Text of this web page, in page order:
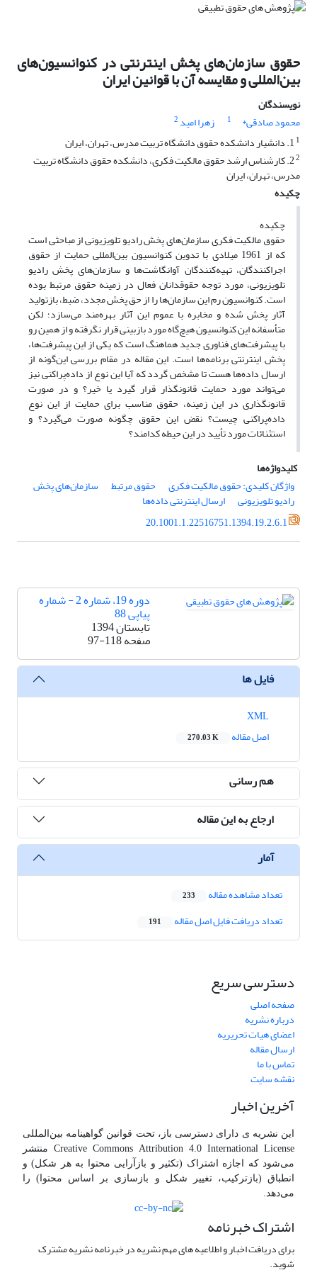
حقوق سازمان‌های پخش اینترنتی در کنوانسیون‌های
بین‌المللی و مقایسه آن با قوانین ایران
نویسندگان
محمود صادقی*
1 زهرا امید 2
1
2 2. کارشناس ارشد حقوق مالکیت فکری، دانشکده حقوق دانشگاه تربیت
مدرس، تهران، ایران
چکیده
چکیده
حقوق مالکیت فکری سازمان‌های پخش رادیو تلویزیونی از مباحثی است
که از 1961 میلادی با تدوین کنوانسیون بین‌المللی حمایت از حقوق
اجراکنندگان، تهیه‌کنندگان آوانگاشت‌ها و سازمان‌های پخش رادیو
تلویزیونی، مورد توجه حقوقدانان فعال در زمینه حقوق مرتبط بوده
است. کنوانسیون رم این سازمان‌ها را از حق پخش مجدد، ضبط، بازتولید
آثار پخش شده و مخابره با عموم این آثار بهره‌مند می‌‌‌سازد؛ لکن
متأسفانه این کنوانسیون هیچ‌گاه مورد بازبینی قرار نگرفته و از همین رو
با پیشرفت‌های فناوری جدید هماهنگ است که یکی از این پیشرفت‌ها،
پخش اینترنتی برنامه‌ها است. این مقاله در مقام بررسی این‌‌گونه از
ارسال داده‌ها هست تا مشخص گردد که آیا این نوع از داده‌پراکنی نیز
می‌‌‌تواند مورد حمایت قانونگذار قرار گیرد یا خیر؟ و در صورت
قانونگذاری در این زمینه، حقوق مناسب برای حمایت از این نوع
داده‌پراکنی چیست؟ نقض این حقوق چگونه صورت می‌‌‌گیرد؟ و
استثنائات مورد تأیید در این حیطه کدامند؟
کلیدواژه‌ها
واژگان کلیدی: حقوق مالکیت فکری
حقوق مرتبط سازمان‌های پخش
رادیو تلویزیونی
ارسال اینترنتی داده‌ها
20.1001.1.22516751.1394.19.2.6.1
دوره 19، شماره 2 - شماره
پیاپی 88
تابستان 1394
صفحه97-118
فایل ها
اصل مقاله
270.03 K
هم رسانی
ارجاع به این مقاله
آمار
تعداد مشاهده مقاله 233
تعداد دریافت فایل اصل مقاله 191
دسترسی سریع
صفحه اصلی
درباره نشریه
اعضای هیات تحریریه
ارسال مقاله
تماس با ما
نقشه سایت
آخرین اخبار
این نشریه ی دارای دسترسی باز، تحت قوانین گواهینامه بین‌المللی
Creative Commons Attribution 4.0 International License منتشر
می‌شود که اجازه اشتراک (تکثیر و بازآرایی محتوا به هر شکل) و
انطباق (بازترکیب، تغییر شکل و بازسازی بر اساس محتوا) را
می‌دهد.
اشتراک خبرنامه
برای دریافت اخبار و اطلاعیه های مهم نشریه در خبرنامه نشریه مشترک
شوید.